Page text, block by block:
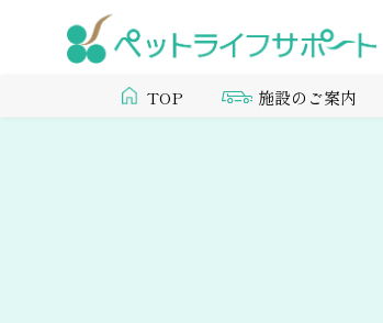
TOP 施設のご案内